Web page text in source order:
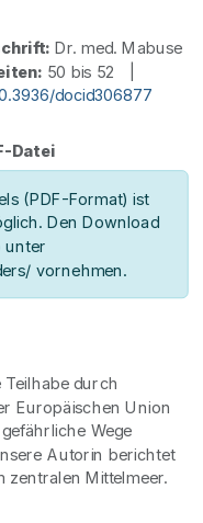
Dr. med. Mabuse
50 bis 52 |
docid306877
Datei
(PDF-Format) ist
Den Download
unter
vornehmen.
Teilhabe durch
Europäischen Union
Wege
Autorin berichtet
zentralen Mittelmeer.